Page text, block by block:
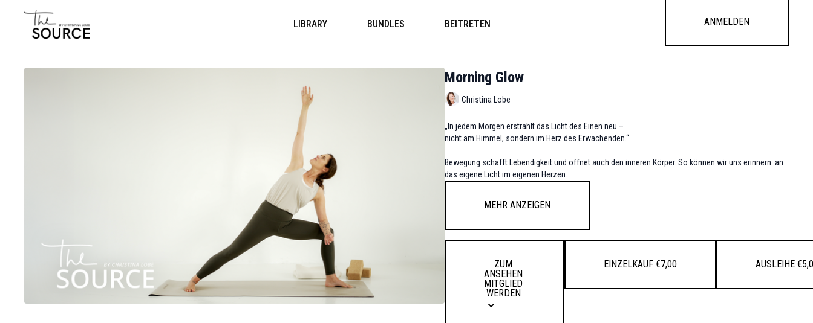
LIBRARY BUNDLES BEITRETEN Anmelden
Morning Glow
Christina Lobe
„In jedem Morgen erstrahlt das Licht des Einen neu –
nicht am Himmel, sondern im Herz des Erwachenden.“
Bewegung schafft Lebendigkeit und öffnet auch den inneren Körper. So können wir uns erinnern: an
das eigene Licht im eigenen Herzen.
Mehr anzeigen
ZUM
ANSEHEN
MITGLIED
WERDEN
Einzelkauf €7,00 Ausleihe